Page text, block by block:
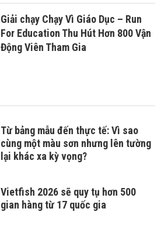
Giải chạy Chạy Vì Giáo Dục – Run
For Education Thu Hút Hơn 800 Vận
Động Viên Tham Gia
Từ bảng mẫu đến thực tế: Vì sao
cùng một màu sơn nhưng lên tường
lại khác xa kỳ vọng?
Vietfish 2026 sẽ quy tụ hơn 500
gian hàng từ 17 quốc gia